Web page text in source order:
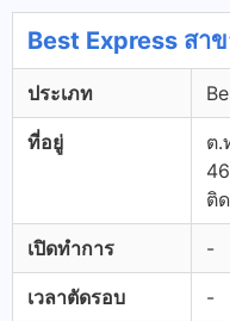
Best Express สา
ประเภท
ที่อยู่
ต.
ติ
เปิดทำการ -
เวลาตัดรอบ -